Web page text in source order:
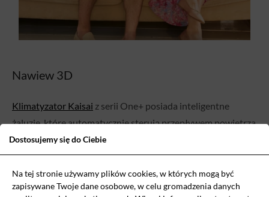
Nawiew 3D
Klimatyzator Kaisai z serii One+ posiada inteligentne
żaluzje, które automatycznie sterują przepływem powietrza
wkierunkach pionowym i poziomym
zapewniana jest idealna cyrkulacja powietrza oraz jednolita
temperatura w całym pomieszczeniu. Gwarantuje to
komfortowe warunki niezależnie od miejsca w
Dostosujemy się do Ciebie
Na tej stronie używamy plików cookies, w których mogą być
zapisywane Twoje dane osobowe, w celu gromadzenia danych